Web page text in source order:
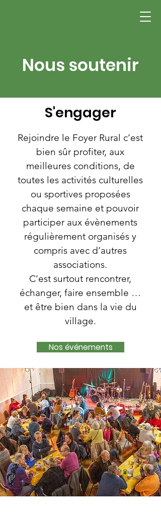
Nous soutenir
S'engager
Rejoindre le Foyer Rural c’est
bien sûr profiter, aux
meilleures conditions, de
toutes les activités culturelles
ou sportives proposées
chaque semaine et pouvoir
participer aux évènements
régulièrement organisés y
compris avec d’autres
associations.
C’est surtout rencontrer,
échanger, faire ensemble …
et être bien dans la vie du
village.
Nos événements